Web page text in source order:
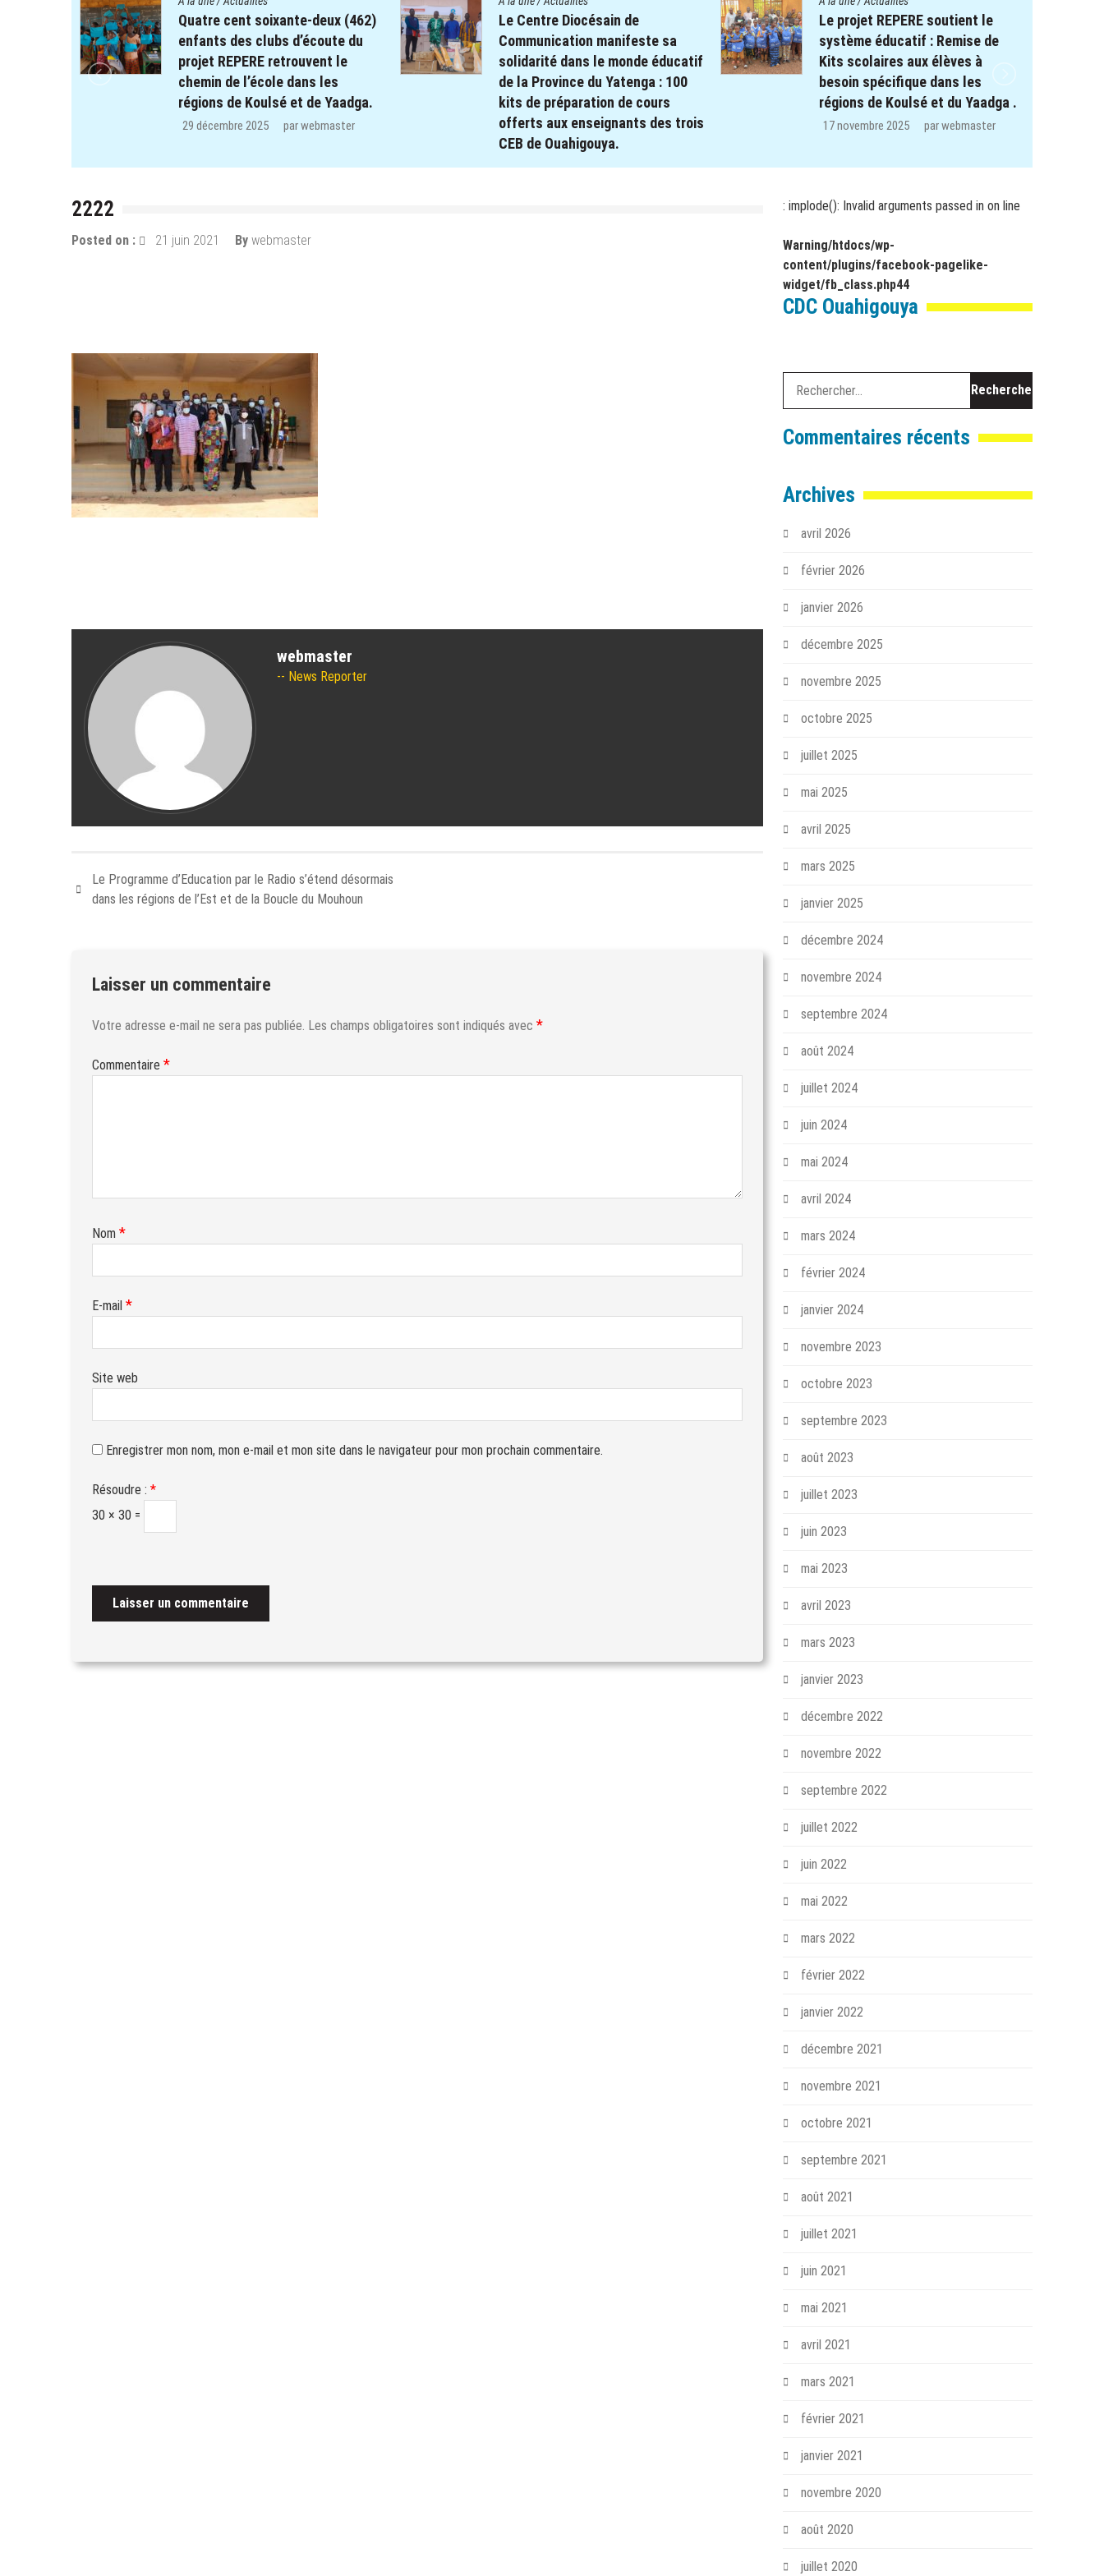
Quatre cent soixante-deux (462)
enfants des clubs d’écoute du
projet REPERE retrouvent le
chemin de l’école dans les
régions de Koulsé et de Yaadga.
29 décembre 2025 parwebmaster
Le Centre Diocésain de
Communication manifeste sa
solidarité dans le monde éducatif
de la Province du Yatenga : 100
kits de préparation de cours
offerts aux enseignants des trois
CEB de Ouahigouya.
26 décembre 2025 parwebmaster
Le projet REPERE soutient le
système éducatif : Remise de
Kits scolaires aux élèves à
besoin spécifique dans les
régions de Koulsé et du Yaadga .
17 novembre 2025 parwebmaster
2222
Posted on : 21 juin 2021 By webmaster
webmaster
News Reporter
Le Programme d’Education par le Radio s’étend désormais
dans les régions de l’Est et de la Boucle du Mouhoun
Laisser un commentaire
Votre adresse e-mail ne sera pas publiée. Les champs obligatoires sont indiqués avec *
Commentaire *
Nom *
E-mail *
Site web
Enregistrer mon nom, mon e-mail et mon site dans le navigateur pour mon prochain commentaire.
Résoudre : *
30 × 30 =
: implode(): Invalid arguments passed in on line
Warning/htdocs/wp-
content/plugins/facebook-pagelike-
widget/fb_class.php44
CDC Ouahigouya
Commentaires récents
Archives
avril 2026
février 2026
janvier 2026
décembre 2025
novembre 2025
octobre 2025
juillet 2025
mai 2025
avril 2025
mars 2025
janvier 2025
décembre 2024
novembre 2024
septembre 2024
août 2024
juillet 2024
juin 2024
mai 2024
avril 2024
mars 2024
février 2024
janvier 2024
novembre 2023
octobre 2023
septembre 2023
août 2023
juillet 2023
juin 2023
mai 2023
avril 2023
mars 2023
janvier 2023
décembre 2022
novembre 2022
septembre 2022
juillet 2022
juin 2022
mai 2022
mars 2022
février 2022
janvier 2022
décembre 2021
novembre 2021
octobre 2021
septembre 2021
août 2021
juillet 2021
juin 2021
mai 2021
avril 2021
mars 2021
février 2021
janvier 2021
novembre 2020
août 2020
juillet 2020